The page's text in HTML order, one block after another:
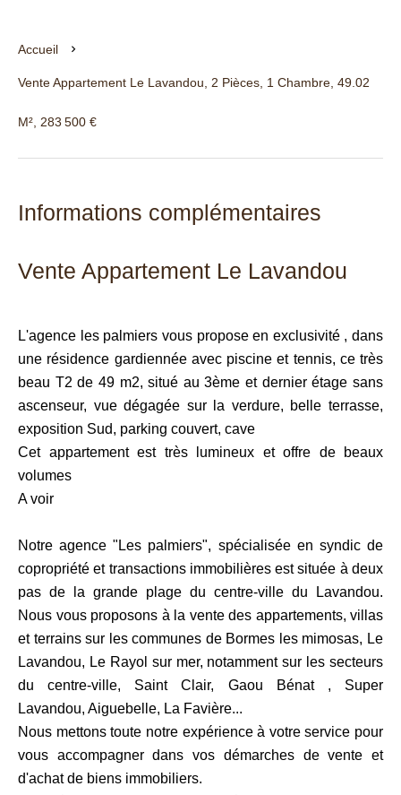
Accueil
Vente Appartement Le Lavandou, 2 Pièces, 1 Chambre, 49.02
M², 283 500 €
Informations complémentaires
Vente Appartement Le Lavandou
L'agence les palmiers vous propose en exclusivité , dans
une résidence gardiennée avec piscine et tennis, ce très
beau T2 de 49 m2, situé au 3ème et dernier étage sans
ascenseur, vue dégagée sur la verdure, belle terrasse,
exposition Sud, parking couvert, cave
Cet appartement est très lumineux et offre de beaux
volumes
A voir
Notre agence "Les palmiers", spécialisée en syndic de
copropriété et transactions immobilières est située à deux
pas de la grande plage du centre-ville du Lavandou.
Nous vous proposons à la vente des appartements, villas
et terrains sur les communes de Bormes les mimosas, Le
Lavandou, Le Rayol sur mer, notamment sur les secteurs
du centre-ville, Saint Clair, Gaou Bénat , Super
Lavandou, Aiguebelle, La Favière...
Nous mettons toute notre expérience à votre service pour
vous accompagner dans vos démarches de vente et
d'achat de biens immobiliers.